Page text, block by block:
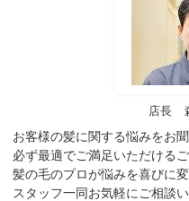
店長
お客様の髪に関する悩みをお聞
必ず最適でご満足いただける
髪の毛のプロが悩みを喜びに
スタッフ一同お気軽にご相談